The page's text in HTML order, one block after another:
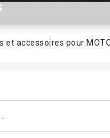
et accessoires pour